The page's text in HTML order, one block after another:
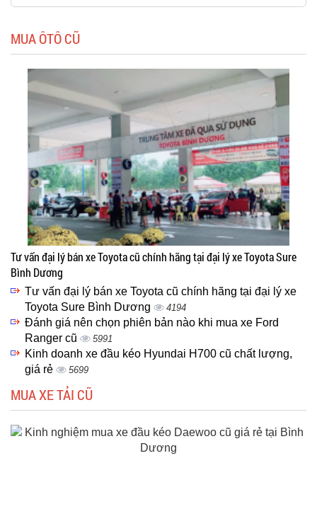
MUA ÔTÔ CŨ
Tư vấn đại lý bán xe Toyota cũ chính hãng tại đại lý xe Toyota Sure
Bình Dương
Tư vấn đại lý bán xe Toyota cũ chính hãng tại đại lý xe
Toyota Sure Bình Dương
4194
Đánh giá nên chọn phiên bản nào khi mua xe Ford
Ranger cũ
5991
Kinh doanh xe đầu kéo Hyundai H700 cũ chất lượng,
giá rẻ
5699
MUA XE TẢI CŨ